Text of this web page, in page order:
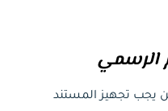
الرسمي
يجب تجهيز المستند